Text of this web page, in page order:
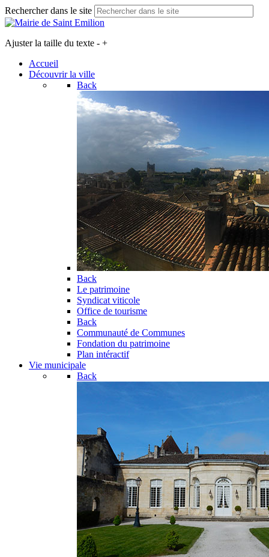
Rechercher dans le site
Ajuster la taille du texte - +
Accueil
Découvrir la ville
Back
Back
Le patrimoine
Syndicat viticole
Office de tourisme
Back
Communauté de Communes
Fondation du patrimoine
Plan intéractif
Vie municipale
Back